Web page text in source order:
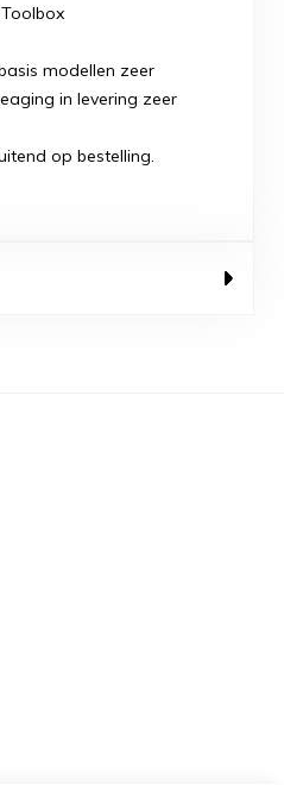
modellen zeer
in levering zeer
op bestelling.